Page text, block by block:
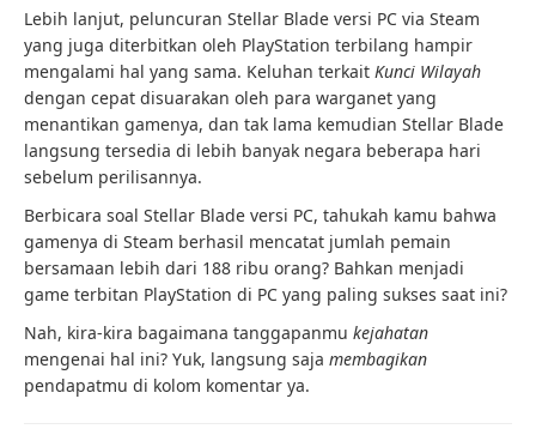
Lebih lanjut, peluncuran Stellar Blade versi PC via Steam
yang juga diterbitkan oleh PlayStation terbilang hampir
mengalami hal yang sama. Keluhan terkait Kunci Wilayah
dengan cepat disuarakan oleh para warganet yang
menantikan gamenya, dan tak lama kemudian Stellar Blade
langsung tersedia di lebih banyak negara beberapa hari
sebelum perilisannya.
Berbicara soal Stellar Blade versi PC, tahukah kamu bahwa
gamenya di Steam berhasil mencatat jumlah pemain
bersamaan lebih dari 188 ribu orang? Bahkan menjadi
game terbitan PlayStation di PC yang paling sukses saat ini?
Nah, kira-kira bagaimana tanggapanmu kejahatan
mengenai hal ini? Yuk, langsung saja membagikan
pendapatmu di kolom komentar ya.